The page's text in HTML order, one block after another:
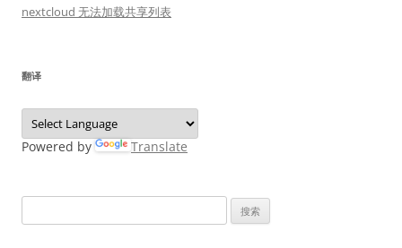
nextcloud 无法加载共享列表
翻译
Powered by Translate
索：